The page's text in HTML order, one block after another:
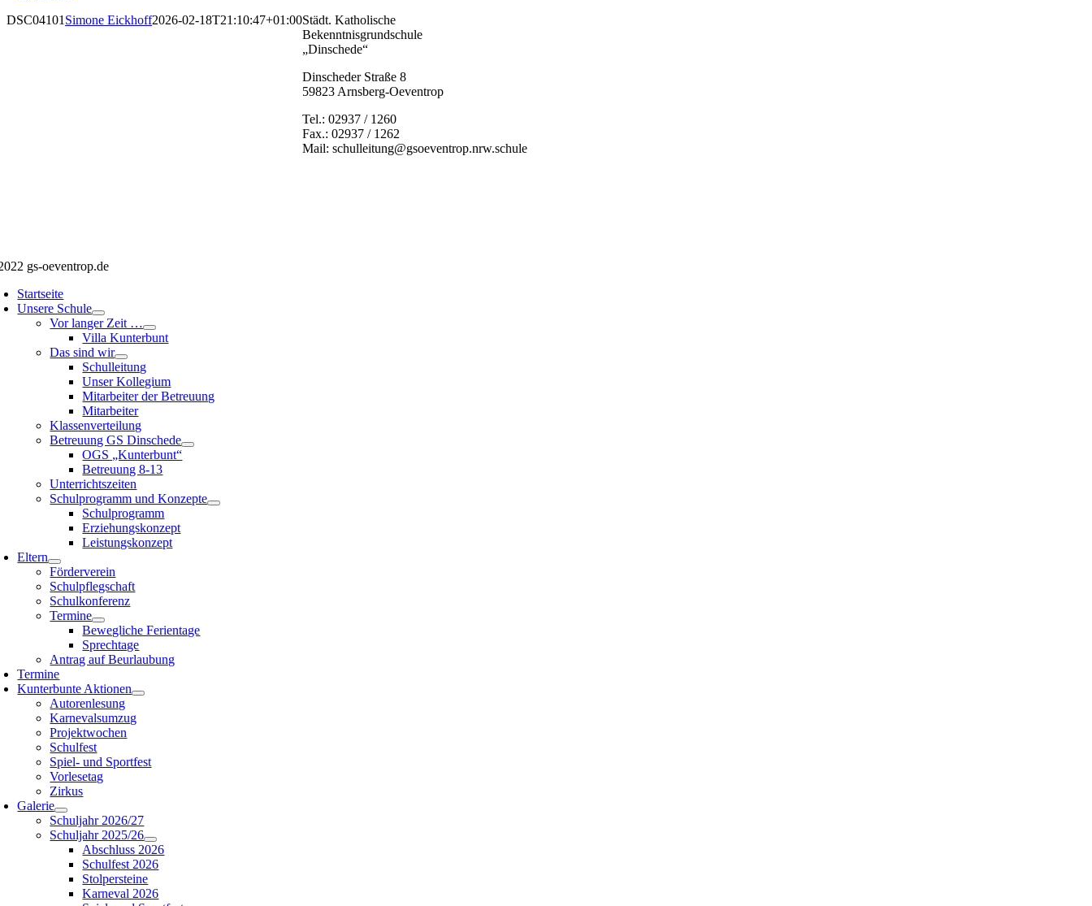
DSC04101 Simone Eickhoff2026-02-18T21:10:47+01:00Städt. Katholische
Bekenntnisgrundschule
„Dinschede“
Dinscheder Straße 8
59823 Arnsberg-Oeventrop
Tel.: 02937 / 1260
Fax.: 02937 / 1262
Mail: schulleitung@gsoeventrop.nrw.schule
gs-oeventrop.de
Startseite
Unsere Schule
Vor langer Zeit …
Villa Kunterbunt
Das sind wir
Schulleitung
Unser Kollegium
Mitarbeiter der Betreuung
Mitarbeiter
Klassenverteilung
Betreuung GS Dinschede
OGS „Kunterbunt“
Betreuung 8-13
Unterrichtszeiten
Schulprogramm und Konzepte
Schulprogramm
Erziehungskonzept
Leistungskonzept
Eltern
Förderverein
Schulpflegschaft
Schulkonferenz
Termine
Bewegliche Ferientage
Sprechtage
Antrag auf Beurlaubung
Termine
Kunterbunte Aktionen
Autorenlesung
Karnevalsumzug
Projektwochen
Schulfest
Spiel- und Sportfest
Vorlesetag
Zirkus
Galerie
Schuljahr 2026/27
Schuljahr 2025/26
Abschluss 2026
Schulfest 2026
Stolpersteine
Karneval 2026